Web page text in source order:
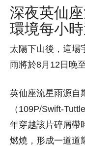
深夜英仙
環境每小
太陽下山後，這場
雨將於8月12日晚
英仙座流星雨源
（109P/Swift-
年穿越該片碎屑帶
燃燒，形成一道道